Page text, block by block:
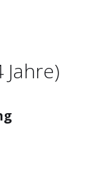
Jahre)